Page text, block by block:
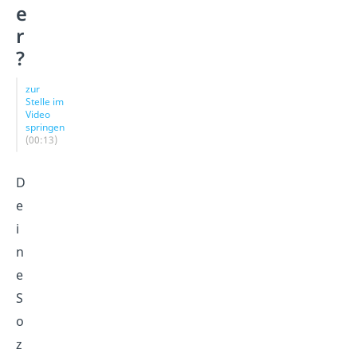
e
r
?
zur
Stelle im
Video
springen
(00:13)
D
e
i
n
e
S
o
z